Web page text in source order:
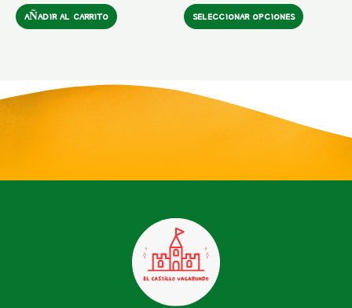
de
5 AÑADIR AL CARRITO
de
5 SELECCIONAR OPCIONES